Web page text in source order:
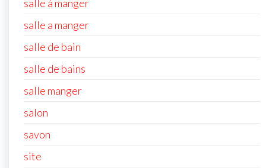
salle à manger
salle a manger
salle de bain
salle de bains
salle manger
salon
savon
site